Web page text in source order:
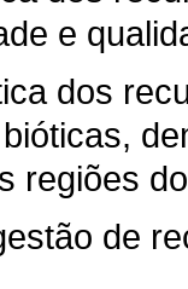
e
dos
regiões
de